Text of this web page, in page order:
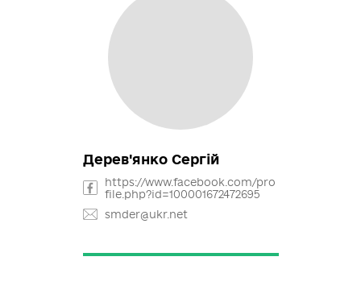
https://www.facebook.com/vla
dimir.bakhrushin